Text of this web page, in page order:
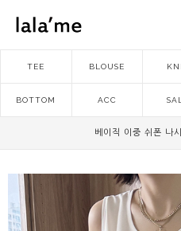
TEE BLOUSE
BOTTOM ACC
베이직 이중 쉬폰 나